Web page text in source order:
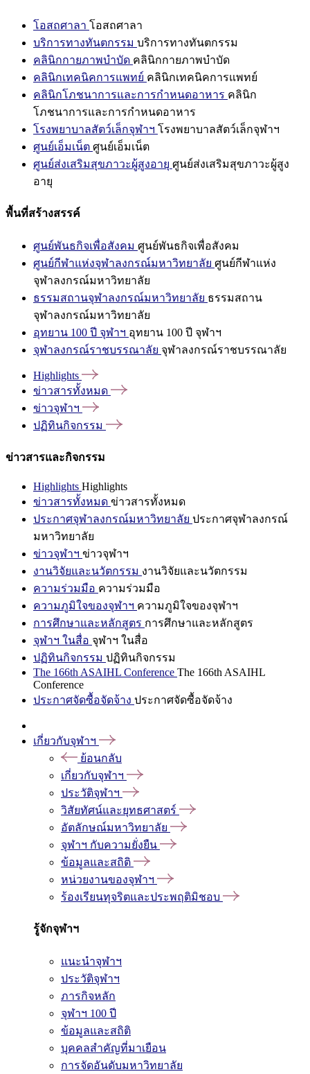
โอสถศาลา โอสถศาลา
บริการทางทันตกรรม บริการทางทันตกรรม
คลินิกกายภาพบำบัด คลินิกกายภาพบำบัด
คลินิกเทคนิคการแพทย์ คลินิกเทคนิคการแพทย์
คลินิกโภชนาการและการกำหนดอาหาร คลินิก
โภชนาการและการกำหนดอาหาร
โรงพยาบาลสัตว์เล็กจุฬาฯ โรงพยาบาลสัตว์เล็กจุฬาฯ
ศูนย์เอ็มเน็ต ศูนย์เอ็มเน็ต
ศูนย์ส่งเสริมสุขภาวะผู้สูงอายุ ศูนย์ส่งเสริมสุขภาวะผู้สูง
อายุ
พื้นที่สร้างสรรค์
ศูนย์พันธกิจเพื่อสังคม ศูนย์พันธกิจเพื่อสังคม
ศูนย์กีฬาแห่งจุฬาลงกรณ์มหาวิทยาลัย ศูนย์กีฬาแห่ง
จุฬาลงกรณ์มหาวิทยาลัย
ธรรมสถานจุฬาลงกรณ์มหาวิทยาลัย ธรรมสถาน
จุฬาลงกรณ์มหาวิทยาลัย
อุทยาน 100 ปี จุฬาฯ อุทยาน 100 ปี จุฬาฯ
จุฬาลงกรณ์ราชบรรณาลัย จุฬาลงกรณ์ราชบรรณาลัย
Highlights
ข่าวสารทั้งหมด
ข่าวจุฬาฯ
ปฏิทินกิจกรรม
ข่าวสารและกิจกรรม
Highlights Highlights
ข่าวสารทั้งหมด ข่าวสารทั้งหมด
ประกาศจุฬาลงกรณ์มหาวิทยาลัย ประกาศจุฬาลงกรณ์
มหาวิทยาลัย
ข่าวจุฬาฯ ข่าวจุฬาฯ
งานวิจัยและนวัตกรรม งานวิจัยและนวัตกรรม
ความร่วมมือ ความร่วมมือ
ความภูมิใจของจุฬาฯ ความภูมิใจของจุฬาฯ
การศึกษาและหลักสูตร การศึกษาและหลักสูตร
จุฬาฯ ในสื่อ จุฬาฯ ในสื่อ
ปฏิทินกิจกรรม ปฏิทินกิจกรรม
The 166th ASAIHL Conference The 166th ASAIHL
Conference
ประกาศจัดซื้อจัดจ้าง ประกาศจัดซื้อจัดจ้าง
เกี่ยวกับจุฬาฯ
ย้อนกลับ
เกี่ยวกับจุฬาฯ
ประวัติจุฬาฯ
วิสัยทัศน์และยุทธศาสตร์
อัตลักษณ์มหาวิทยาลัย
จุฬาฯ กับความยั่งยืน
ข้อมูลและสถิติ
หน่วยงานของจุฬาฯ
ร้องเรียนทุจริตและประพฤติมิชอบ
รู้จักจุฬาฯ
แนะนำจุฬาฯ
ประวัติจุฬาฯ
ภารกิจหลัก
จุฬาฯ 100 ปี
ข้อมูลและสถิติ
บุคคลสำคัญที่มาเยือน
การจัดอันดับมหาวิทยาลัย